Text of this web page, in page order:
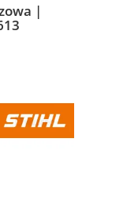
|
zł
zł